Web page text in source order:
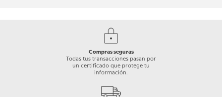
Compras seguras
Todas tus transacciones pasan por
un certificado que protege tu
información.